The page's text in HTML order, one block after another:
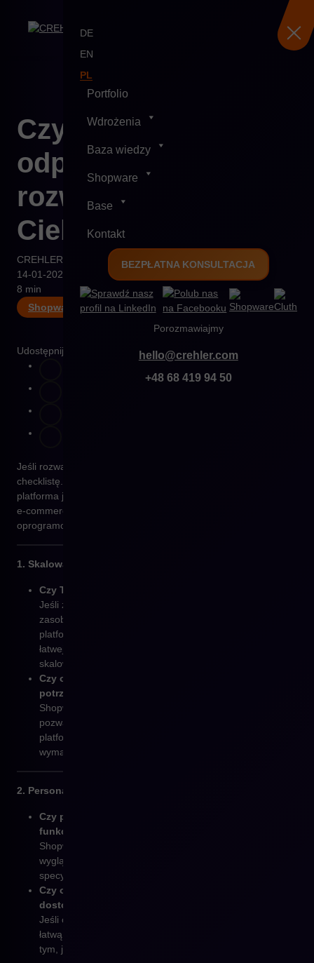
DE
EN
PL
Portfolio
Wdrożenia
Baza wiedzy
Shopware
Base
Kontakt
BEZPŁATNA KONSULTACJA
Porozmawiajmy
hello@crehler.com
+48 68 419 94 50
Czy Shopware to
odpowiednie
rozwiązanie dla
Ciebie?
CREHLER
14-01-2025
8 min
Shopware
Udostępnij
Jeśli rozważasz przejście na
checklistę. To pytania, które pomogą Ci ocenić, czy ta
platforma jest najlepszym rozwiązaniem dla Twojego biznesu
e-commerce i co może zaoferować w porównaniu z obecnym
oprogramowaniem.
1. Skalowalność i przyszłość Twojego biznesu
Czy Twój sklep rośnie w szybkim tempie?
Jeśli zauważasz, że Twój sklep potrzebuje coraz więcej
zasobów i funkcji, Shopware pomoże Ci dostosować
platformę do rosnących potrzeb. Dzięki elastyczności i
łatwej integracji z nowymi systemami, możesz z łatwością
skalować swoją działalność.
Czy obecne oprogramowanie nie nadąża za Twoimi
potrzebami rozwoju?
Shopware oferuje zaawansowaną architekturę, która
pozwala na dynamiczny rozwój. Jeśli Twoja obecna
platforma nie jest w stanie sprostać rosnącym
wymaganiom, czas na zmianę.
2. Personalizacja i dostosowanie do branży
Czy potrzebujesz pełnej kontroli nad wyglądem i
funkcjonalnością sklepu?
Shopware oferuje ogromne możliwości personalizacji – od
wyglądu, po funkcje, które możesz dostosować do
specyfiki swojej branży.
Czy obecna platforma ogranicza Cię pod względem
dostosowania?
Jeśli obecny system jest zbyt sztywny i nie pozwala na
łatwą modyfikację, Shopware daje Ci pełną kontrolę nad
tym, jak Twój sklep działa i wygląda.